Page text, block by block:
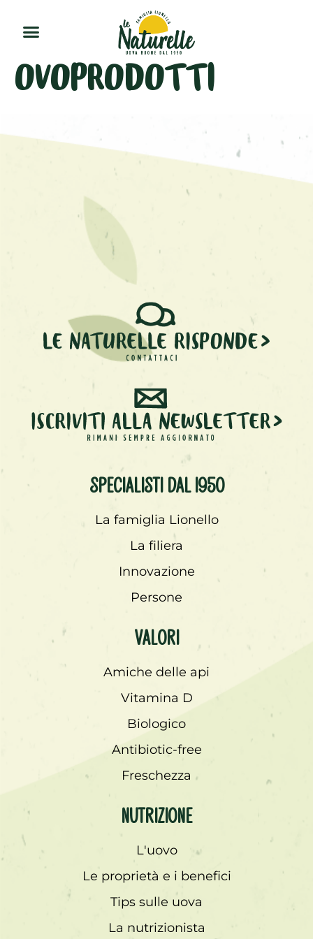
OVOPRODOTTI
Specialisti dal 1950
La famiglia Lionello
La filiera
Innovazione
Persone
Valori
Amiche delle api
Vitamina D
Biologico
Antibiotic-free
Freschezza
Nutrizione
L'uovo
Le proprietà e i benefici
Tips sulle uova
La nutrizionista